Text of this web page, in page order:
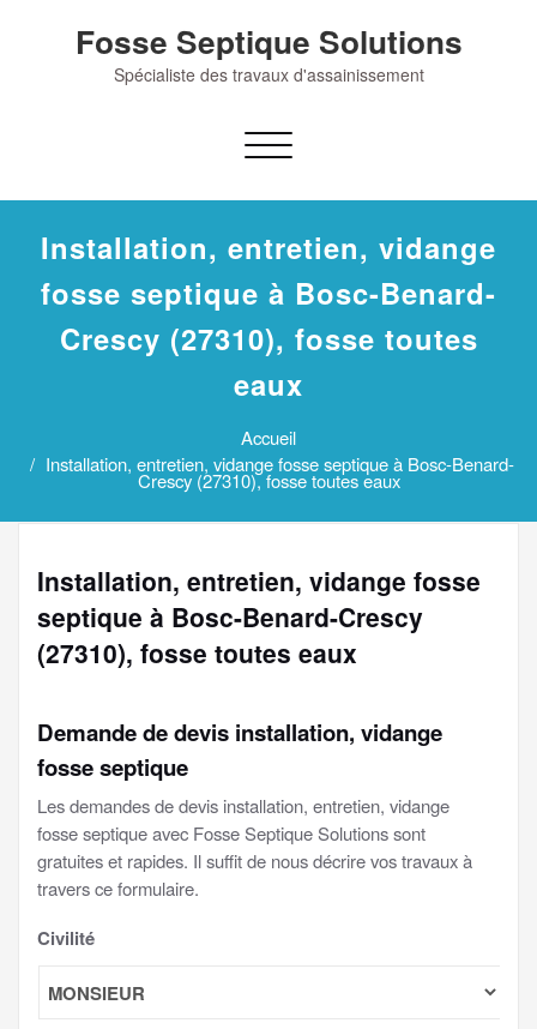
Fosse Septique Solutions
Spécialiste des travaux d'assainissement
Afficher/masquer
navigation
Installation, entretien, vidange
fosse septique à Bosc-Benard-
Crescy (27310), fosse toutes
eaux
Accueil
Installation, entretien, vidange fosse septique à Bosc-Benard-
Crescy (27310), fosse toutes eaux
Installation, entretien, vidange fosse
septique à Bosc-Benard-Crescy
(27310), fosse toutes eaux
Demande de devis installation, vidange
fosse septique
Les demandes de devis installation, entretien, vidange
fosse septique avec Fosse Septique Solutions sont
gratuites et rapides. Il suffit de nous décrire vos travaux à
travers ce formulaire.
Civilité